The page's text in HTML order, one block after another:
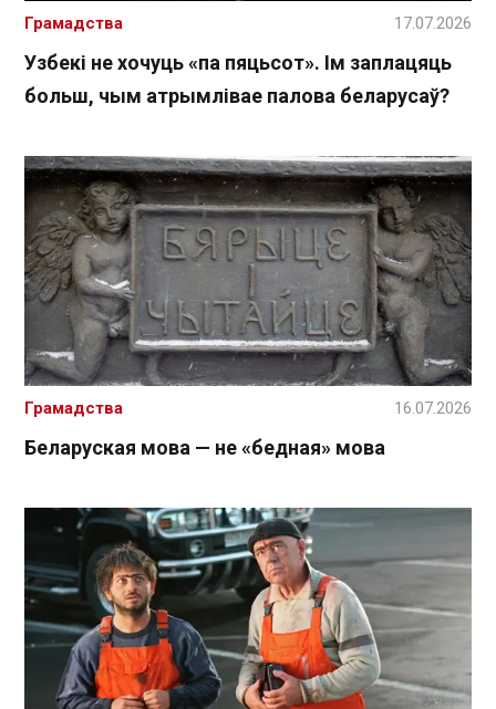
Узбекі не хочуць «па пяцьсот». Ім заплацяць
больш, чым атрымлівае палова беларусаў?
Грамадства 17.07.2026
Беларуская мова — не «бедная» мова
Грамадства 16.07.2026